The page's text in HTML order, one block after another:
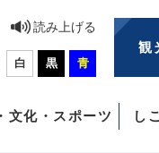
読み上げる
白 黒 青
観
文化・スポーツ し